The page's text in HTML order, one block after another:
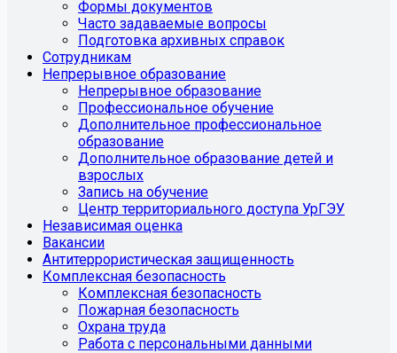
Формы документов
Часто задаваемые вопросы
Подготовка архивных справок
Сотрудникам
Непрерывное образование
Непрерывное образование
Профессиональное обучение
Дополнительное профессиональное
образование
Дополнительное образование детей и
взрослых
Запись на обучение
Центр территориального доступа УрГЭУ
Независимая оценка
Вакансии
Антитеррористическая защищенность
Комплексная безопасность
Комплексная безопасность
Пожарная безопасность
Охрана труда
Работа с персональными данными